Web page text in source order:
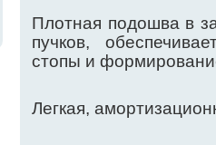
Плотная подошва в
пучков,
стопы и
Легкая,